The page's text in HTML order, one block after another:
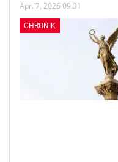
Apr. 7, 2026 09:31
CHRONIK